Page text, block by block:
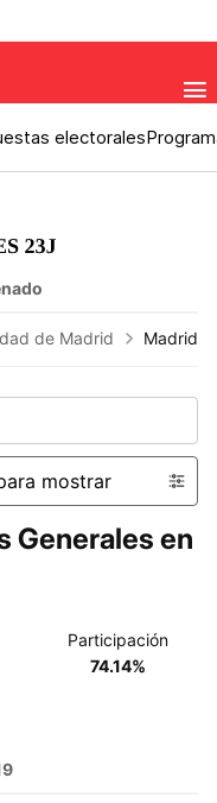
electorales
de Madrid Madrid
mostrar
Generales en
Participación
74.14%